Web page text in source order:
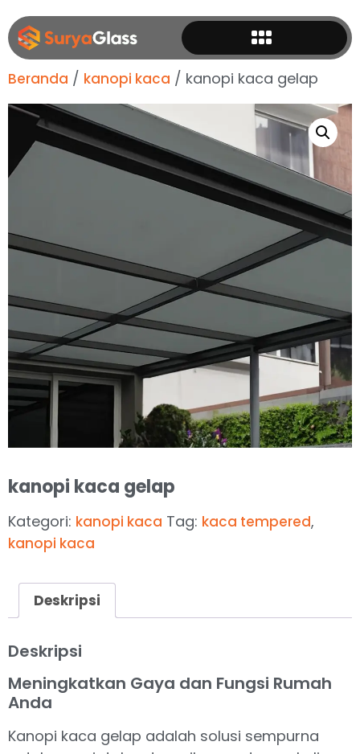
Beranda / kanopi kaca / kanopi kaca gelap
kanopi kaca gelap
Kategori: kanopi kaca Tag: kaca tempered,
kanopi kaca
Deskripsi
Deskripsi
Meningkatkan Gaya dan Fungsi Rumah
Anda
Kanopi kaca gelap adalah solusi sempurna